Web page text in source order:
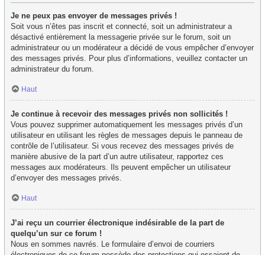
Je ne peux pas envoyer de messages privés !
Soit vous n’êtes pas inscrit et connecté, soit un administrateur a
désactivé entièrement la messagerie privée sur le forum, soit un
administrateur ou un modérateur a décidé de vous empêcher d’envoyer
des messages privés. Pour plus d’informations, veuillez contacter un
administrateur du forum.
Haut
Je continue à recevoir des messages privés non sollicités !
Vous pouvez supprimer automatiquement les messages privés d’un
utilisateur en utilisant les règles de messages depuis le panneau de
contrôle de l’utilisateur. Si vous recevez des messages privés de
manière abusive de la part d’un autre utilisateur, rapportez ces
messages aux modérateurs. Ils peuvent empêcher un utilisateur
d’envoyer des messages privés.
Haut
J’ai reçu un courrier électronique indésirable de la part de
quelqu’un sur ce forum !
Nous en sommes navrés. Le formulaire d’envoi de courriers